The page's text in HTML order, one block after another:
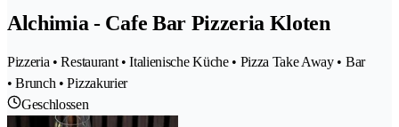
Alchimia - Cafe Bar Pizzeria Kloten
Pizzeria • Restaurant • Italienische Küche • Pizza Take Away • Bar
• Brunch • Pizzakurier
Geschlossen